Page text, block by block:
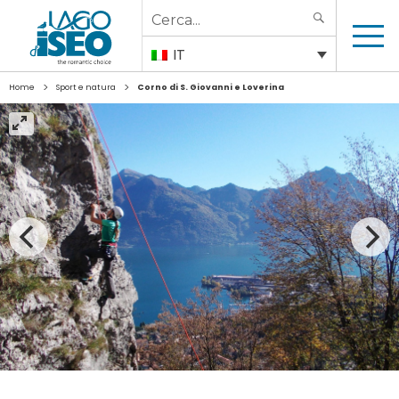
Search
for:
IT
Home > Sport e natura > Corno di S. Giovanni e Loverina